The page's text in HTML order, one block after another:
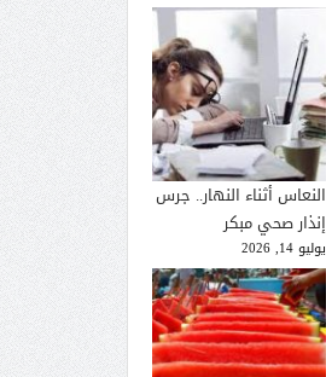
النعاس أثناء النهار.. جرس
إنذار صحي مبكر
يوليو 14, 2026